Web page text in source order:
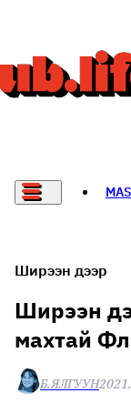
THE
Ширээн дээр
Ширээн
махтай
Б.ЯЛГУУН